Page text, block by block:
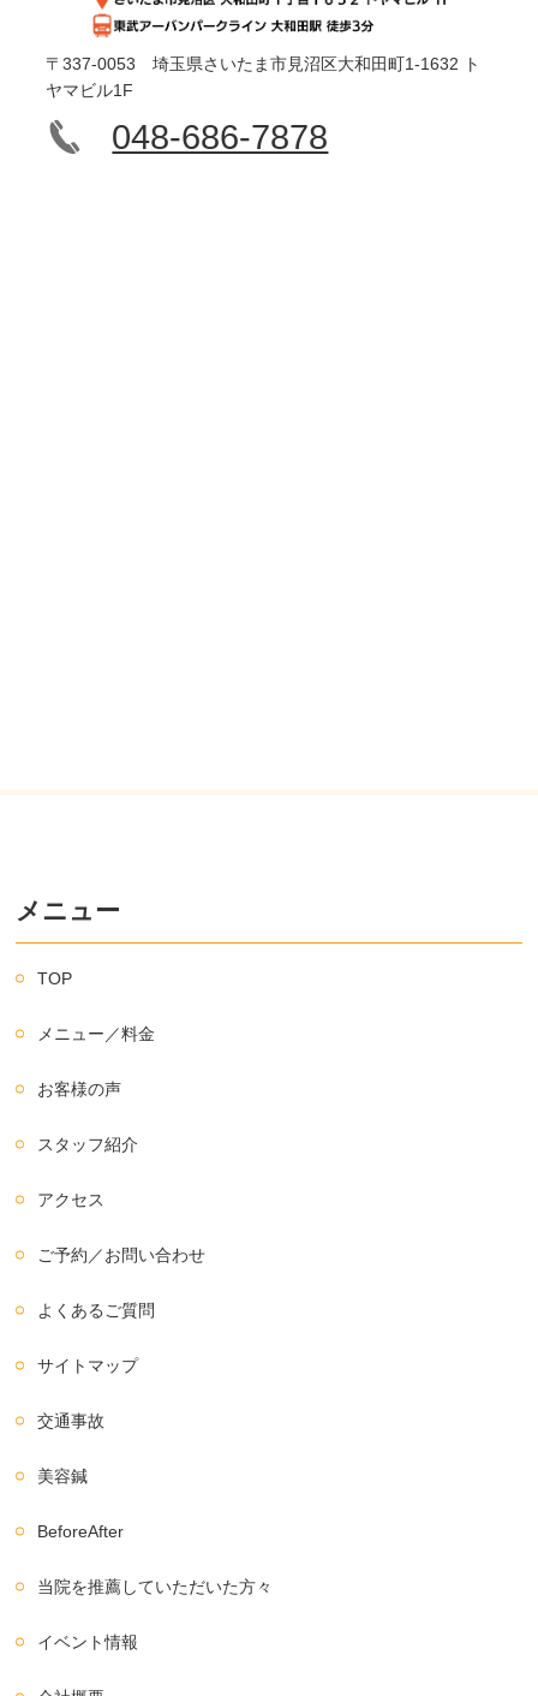
〒337-0053 埼玉県さいたま市見沼区大和田町1-1632 ト
ヤマビル1F
048-686-7878
メニュー
TOP
メニュー／料金
お客様の声
スタッフ紹介
アクセス
ご予約／お問い合わせ
よくあるご質問
サイトマップ
交通事故
美容鍼
BeforeAfter
当院を推薦していただいた方々
イベント情報